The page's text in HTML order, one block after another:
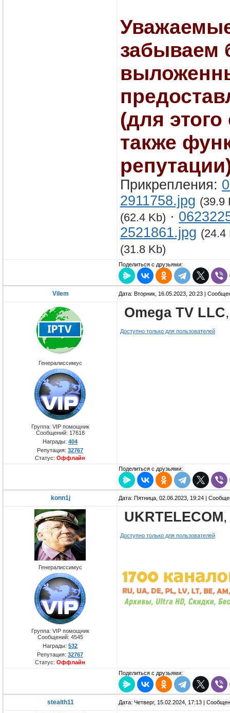
забываем
(для
также
Прикрепления:
2911758.jpg (39.9
(62.4 Kb) ·
2521861.jpg (24.4
(31.8 Kb)
Поделиться с друзьями:
Vilem Дата: Вторник, 16.05.2023, 20:23 |
Генералиссимус
Группа: VIP помощник
Сообщений: 17618
Награды: 404
Репутация: 32767
Статус: Оффлайн
Omega TV LLC
Доступно только для пользователей
Поделиться с друзьями:
konn1j Дата: Пятница, 02.06.2023, 19:24 |
Генералиссимус
Группа: VIP помощник
Сообщений: 4545
Награды: 532
Репутация: 32767
Статус: Оффлайн
UKRTELECOM
Доступно только для пользователей
Поделиться с друзьями:
stealth11 Дата: Четверг, 15.02.2024, 17:13 |